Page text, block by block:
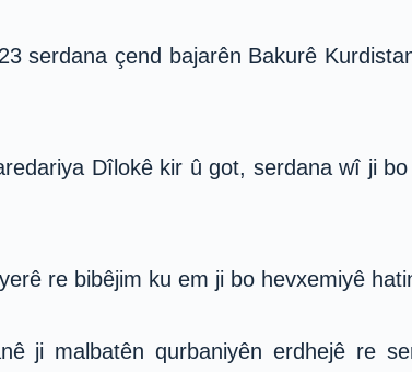
serdana çend bajarên Bakurê
Dîlokê kir û got, serdana wî ji
re bibêjim ku em ji bo hevxemiyê
ji malbatên qurbaniyên erdhejê re